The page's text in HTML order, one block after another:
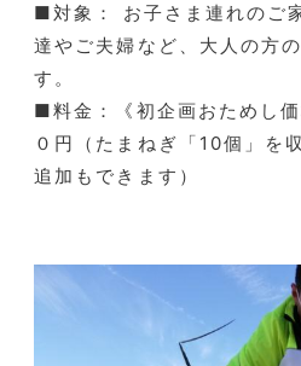
■対象： お子さま連れのご
達やご夫婦など、大人の方
す。
■料金：《初企画おためし
０円（たまねぎ「10個」を
追加もできます）